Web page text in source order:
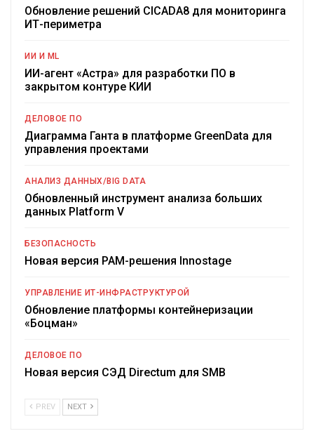
Обновление решений CICADA8 для мониторинга
ИТ-периметра
ИИ И ML
ИИ-агент «Астра» для разработки ПО в
закрытом контуре КИИ
ДЕЛОВОЕ ПО
Диаграмма Ганта в платформе GreenData для
управления проектами
АНАЛИЗ ДАННЫХ/BIG DATA
Обновленный инструмент анализа больших
данных Platform V
БЕЗОПАСНОСТЬ
Новая версия PAM-решения Innostage
УПРАВЛЕНИЕ ИТ-ИНФРАСТРУКТУРОЙ
Обновление платформы контейнеризации
«Боцман»
ДЕЛОВОЕ ПО
Новая версия СЭД Directum для SMB
PREV NEXT